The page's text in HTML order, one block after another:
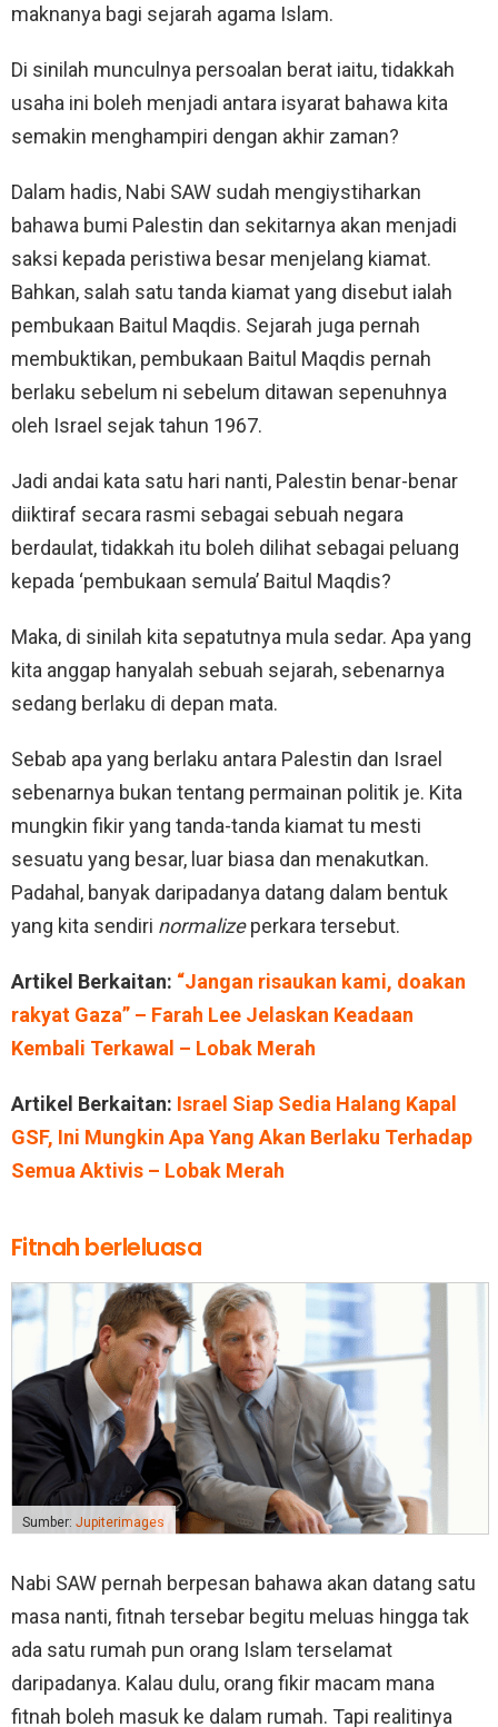
maknanya bagi sejarah agama Islam.
Di sinilah munculnya persoalan berat iaitu, tidakkah
usaha ini boleh menjadi antara isyarat bahawa kita
semakin menghampiri dengan akhir zaman?
Dalam hadis, Nabi SAW sudah mengiystiharkan
bahawa bumi Palestin dan sekitarnya akan menjadi
saksi kepada peristiwa besar menjelang kiamat.
Bahkan, salah satu tanda kiamat yang disebut ialah
pembukaan Baitul Maqdis. Sejarah juga pernah
membuktikan, pembukaan Baitul Maqdis pernah
berlaku sebelum ni sebelum ditawan sepenuhnya
oleh Israel sejak tahun 1967.
Jadi andai kata satu hari nanti, Palestin benar-benar
diiktiraf secara rasmi sebagai sebuah negara
berdaulat, tidakkah itu boleh dilihat sebagai peluang
kepada ‘pembukaan semula’ Baitul Maqdis?
Maka, di sinilah kita sepatutnya mula sedar. Apa yang
kita anggap hanyalah sebuah sejarah, sebenarnya
sedang berlaku di depan mata.
Sebab apa yang berlaku antara Palestin dan Israel
sebenarnya bukan tentang permainan politik je. Kita
mungkin fikir yang tanda-tanda kiamat tu mesti
sesuatu yang besar, luar biasa dan menakutkan.
Padahal, banyak daripadanya datang dalam bentuk
yang kita sendiri normalizeperkara tersebut.
Artikel Berkaitan: “Jangan risaukan kami, doakan
rakyat Gaza” – Farah Lee Jelaskan Keadaan
Kembali Terkawal – Lobak Merah
Artikel Berkaitan: Israel Siap Sedia Halang Kapal
GSF, Ini Mungkin Apa Yang Akan Berlaku Terhadap
Semua Aktivis – Lobak Merah
Fitnah berleluasa
Sumber: Jupiterimages
Nabi SAW pernah berpesan bahawa akan datang satu
masa nanti, fitnah tersebar begitu meluas hingga tak
ada satu rumah pun orang Islam terselamat
daripadanya. Kalau dulu, orang fikir macam mana
fitnah boleh masuk ke dalam rumah. Tapi realitinya